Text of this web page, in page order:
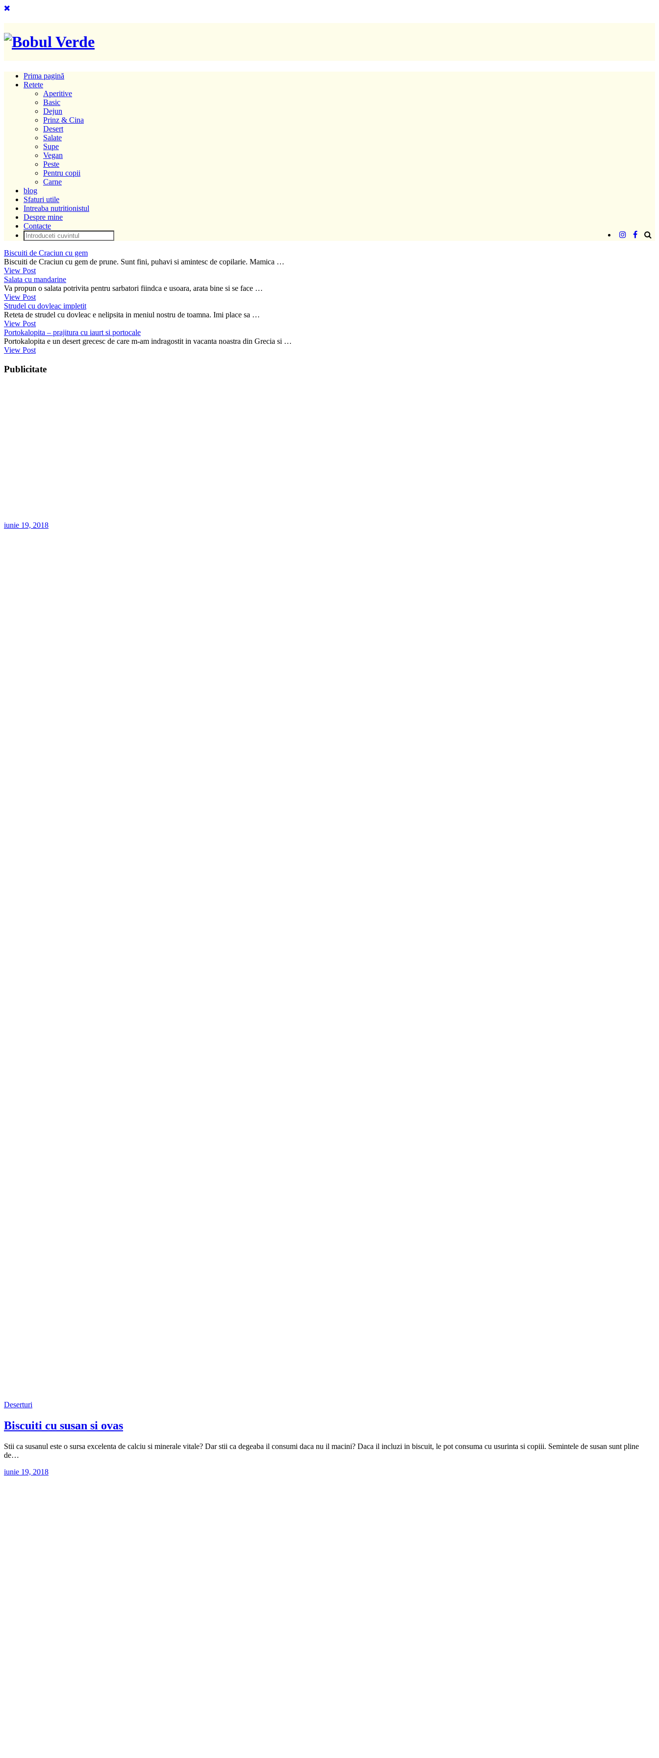
Prima pagină
Retete
Aperitive
Basic
Dejun
Prinz & Cina
Desert
Salate
Supe
Vegan
Peste
Pentru copii
Carne
blog
Sfaturi utile
Intreaba nutritionistul
Despre mine
Contacte
Biscuiti de Craciun cu gem
Biscuiti de Craciun cu gem de prune. Sunt fini, puhavi si amintesc de copilarie. Mamica …
View Post
Salata cu mandarine
Va propun o salata potrivita pentru sarbatori fiindca e usoara, arata bine si se face …
View Post
Strudel cu dovleac impletit
Reteta de strudel cu dovleac e nelipsita in meniul nostru de toamna. Imi place sa …
View Post
Portokalopita – prajitura cu iaurt si portocale
Portokalopita e un desert grecesc de care m-am indragostit in vacanta noastra din Grecia si …
View Post
Publicitate
iunie 19, 2018
Deserturi
Biscuiti cu susan si ovas
Stii ca susanul este o sursa excelenta de calciu si minerale vitale? Dar stii ca degeaba il consumi daca nu il macini? Daca il incluzi in biscuit, le pot consuma cu usurinta si copiii. Semintele de susan sunt pline
de…
iunie 19, 2018